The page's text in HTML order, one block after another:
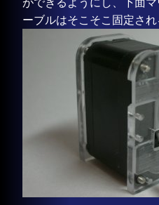
ーブルはそこそこ固定され